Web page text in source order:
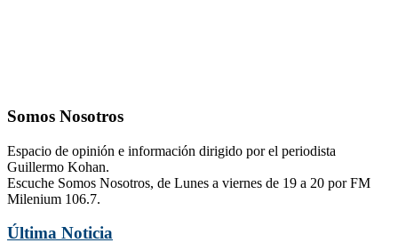
Somos Nosotros
Espacio de opinión e información dirigido por el periodista
Guillermo Kohan.
Escuche Somos Nosotros, de Lunes a viernes de 19 a 20 por FM
Milenium 106.7.
Última Noticia